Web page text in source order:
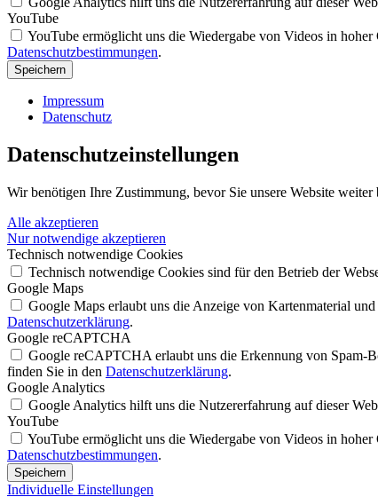
YouTube
YouTube ermöglicht uns die Wiedergabe von Videos in
Datenschutzbestimmungen.
Speichern
Impressum
Datenschutz
Datenschutz­einstellungen
Wir benötigen Ihre Zustimmung, bevor Sie unsere Website
Alle akzeptieren
Nur notwendige akzeptieren
Technisch notwendige Cookies
Technisch notwendige Cookies sind für den Betrieb der
Google Maps
Google Maps erlaubt uns die Anzeige von Kartenmaterial
Datenschutzerklärung.
Google reCAPTCHA
Google reCAPTCHA erlaubt uns die Erkennung von Spam-
finden Sie in den Datenschutzerklärung.
Google Analytics
Google Analytics hilft uns die Nutzererfahrung auf dieser
YouTube
YouTube ermöglicht uns die Wiedergabe von Videos in
Datenschutzbestimmungen.
Speichern
Individuelle Einstellungen